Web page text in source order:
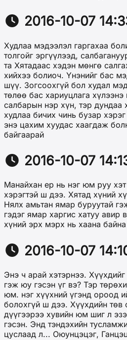
2016-10-07
Худлаа мэдээлэл гаргахаа
толгойг эргүүлээд,
та Хятадаас хэдэн мөнгө
хийхээ болиоч. Үнэнийг бас
шүү. Зогсоохгүй бол худал
төлөө бас хариуцлага
салбарын нэр хүн, тэр дундаа
худлаа бичих чинь бузар
энэ цахим хуудас хаагдаж
байгаарай
2016-10-07
Манайхан ер нь нэг юм руу
хэрэгтэй ш дээ. Хятад хүний
Нялх амьтан ямар буруутай
гэдэг ямар харгис хатуу авир
хүний эрх мэрх нь хаана байна
2016-10-07
Энэ ч арай хэтэрнээ.
гэж юу гэсэн үг вэ? Тэр
юм. нэг хүүхний үгэнд ороод
болохгүй ш дээ. Хүүхдийн төв
дүүгээрээ хувийн юм шиг л
гэсэн. Энд тэндэхийн
цуслаад л... Оюунцэцэг,